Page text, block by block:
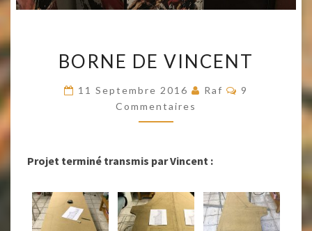
DE
VINCENT
BORNE DE VINCENT
11 Septembre 2016 Raf
9
Commentaires
Projet terminé transmis par Vincent :